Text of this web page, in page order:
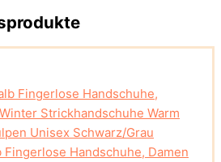
Fingerlose Handschuhe, Damen